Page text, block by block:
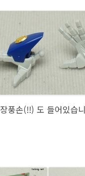
장풍손(!!) 도 들어있습